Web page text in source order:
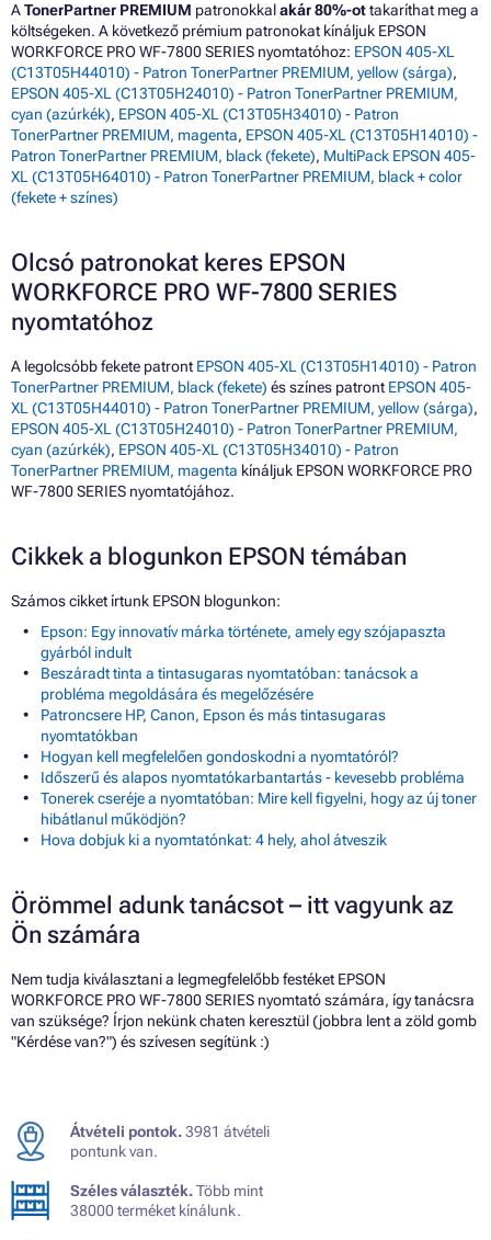
ATonerPartner PREMIUM patronokkalakár 80%-ottakaríthat meg a
költségeken. A következő prémium patronokat kínáljuk EPSON
WORKFORCE PRO WF-7800 SERIES nyomtatóhoz: EPSON 405-XL
(C13T05H44010) - Patron TonerPartner PREMIUM, yellow (sárga),
EPSON 405-XL (C13T05H24010) - Patron TonerPartner PREMIUM,
cyan (azúrkék), EPSON 405-XL (C13T05H34010) - Patron
TonerPartner PREMIUM, magenta, EPSON 405-XL (C13T05H14010) -
Patron TonerPartner PREMIUM, black (fekete), MultiPack EPSON 405-
XL (C13T05H64010) - Patron TonerPartner PREMIUM, black + color
(fekete + színes)
Olcsó patronokat keres EPSON
WORKFORCE PRO WF-7800 SERIES
nyomtatóhoz
A legolcsóbb fekete patront EPSON 405-XL (C13T05H14010) - Patron
TonerPartner PREMIUM, black (fekete) és színes patront EPSON 405-
XL (C13T05H44010) - Patron TonerPartner PREMIUM, yellow (sárga),
EPSON 405-XL (C13T05H24010) - Patron TonerPartner PREMIUM,
cyan (azúrkék), EPSON 405-XL (C13T05H34010) - Patron
TonerPartner PREMIUM, magenta kínáljuk EPSON WORKFORCE PRO
WF-7800 SERIES nyomtatójához.
Cikkek a blogunkon EPSON témában
Számos cikket írtunk EPSON blogunkon:
Epson: Egy innovatív márka története, amely egy szójapaszta
gyárból indult
Beszáradt tinta a tintasugaras nyomtatóban: tanácsok a
probléma megoldására és megelőzésére
Patroncsere HP, Canon, Epson és más tintasugaras
nyomtatókban
Hogyan kell megfelelően gondoskodni a nyomtatóról?
Időszerű és alapos nyomtatókarbantartás - kevesebb probléma
Tonerek cseréje a nyomtatóban: Mire kell figyelni, hogy az új toner
hibátlanul működjön?
Hova dobjuk ki a nyomtatónkat: 4 hely, ahol átveszik
Örömmel adunk tanácsot – itt vagyunk az
Ön számára
Nem tudja kiválasztani a legmegfelelőbb festéket EPSON
WORKFORCE PRO WF-7800 SERIES nyomtató számára, így tanácsra
van szüksége? Írjon nekünk chaten keresztül (jobbra lent a zöld gomb
"Kérdése van?") és szívesen segítünk :)
Átvételi pontok.3981 átvételi
pontunk van.
Széles választék.Több mint
38000 terméket kínálunk.